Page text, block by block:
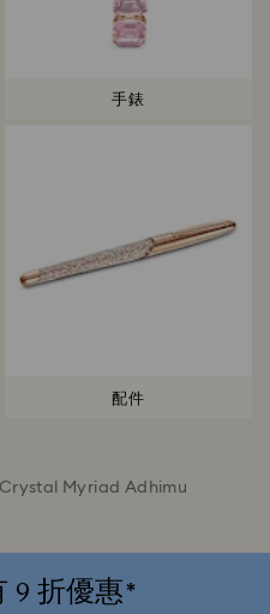
手錶
配件
Crystal Myriad Adhimu
9 折優惠*